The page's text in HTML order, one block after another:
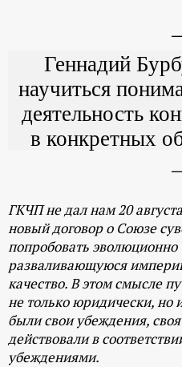
Геннадий
научиться
деятельность
в конкретных
ГКЧП не дал нам 20
новый договор о Союзе
попробовать
разваливающуюся
качество. В этом смысле
не только юридически, но
были свои убеждения,
действовали в
убеждениями.